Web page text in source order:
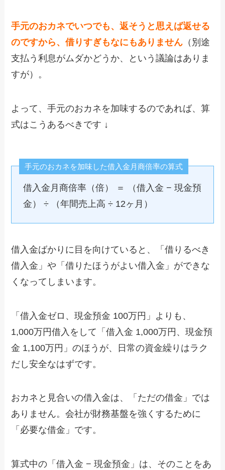
手元のおカネでいつでも、返そうと思えば返せる
のですから、借りすぎもなにもありません （別途
支払う利息がムダかどうか、という議論はありま
すが）。
よって、手元のおカネを加味するのであれば、算
式はこうあるべきです ↓
手元のおカネを加味した借入金月商倍率の算式
借入金月商倍率（倍） ＝ （借入金 − 現金預
金） ÷ （年間売上高 ÷ 12ヶ月）
借入金ばかりに目を向けていると、「借りるべき
借入金」や「借りたほうがよい借入金」ができな
くなってしまいます。
「借入金ゼロ、現金預金 100万円」よりも、
1,000万円借入をして「借入金 1,000万円、現金預
金 1,100万円」のほうが、日常の資金繰りはラク
だし安全なはずです。
おカネと見合いの借入金は、「ただの借金」では
ありません。会社が財務基盤を強くするために
「必要な借金」です。
算式中の「借入金 − 現金預金」は、そのことをあ